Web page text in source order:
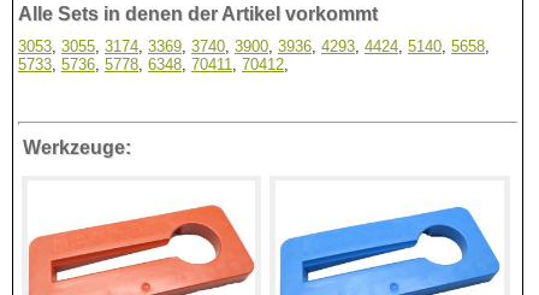
Alle Sets in denen der Artikel vorkommt
3053 3055 3174 3369 3740 3900 3936 4293 4424 5140 5658
5733 5736 5778 6348 70411 70412
Werkzeuge: